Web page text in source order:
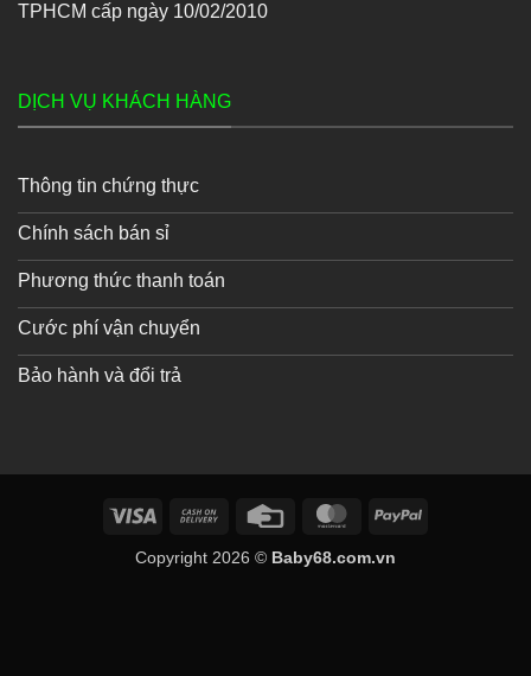
TPHCM cấp ngày 10/02/2010
DỊCH VỤ KHÁCH HÀNG
Thông tin chứng thực
Chính sách bán sỉ
Phương thức thanh toán
Cước phí vận chuyển
Bảo hành và đổi trả
Visa
Cash
Delivery
Credit
MasterCard
Copyright 2026 © Baby68.com.vn